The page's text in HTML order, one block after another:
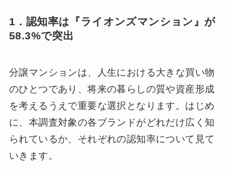
1．認知率は『ライオンズマンション』が
58.3%で突出
分譲マンションは、人生における大きな買い物
のひとつであり、将来の暮らしの質や資産形成
を考えるうえで重要な選択となります。はじめ
に、本調査対象の各ブランドがどれだけ広く知
られているか、それぞれの認知率について見て
いきます。